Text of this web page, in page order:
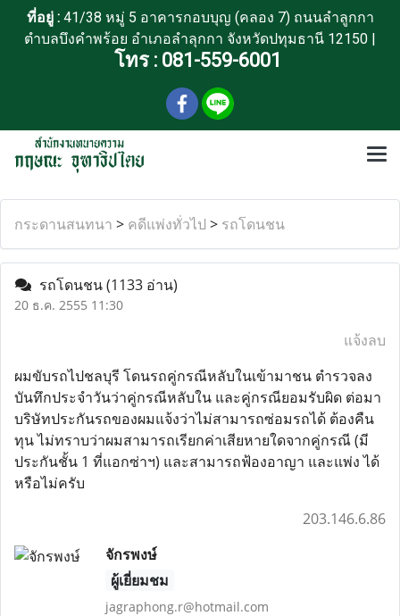
ที่อยู่ :41/38 หมู่ 5 อาคารกอบบุญ (คลอง 7) ถนนลำลูกกา
ตำบลบึงคำพร้อย อำเภอลำลุกกา จังหวัดปทุมธานี 12150 |
โทร : 081-559-6001
กระดานสนทนา > คดีแพ่งทั่วไป > รถโดนชน
รถโดนชน(1133 อ่าน)
20 ธ.ค. 2555 11:30
แจ้งลบ
ผมขับรถไปชลบุรี โดนรถคู่กรณีหลับในเข้ามาชน ตำรวจลง
บันทึกประจำวันว่าคู่กรณีหลับใน และคู่กรณียอมรับผิด ต่อมา
บริษัทประกันรถของผมแจ้งว่าไม่สามารถซ่อมรถได้ ต้องคืน
ทุน ไม่ทราบว่าผมสามารถเรียกค่าเสียหายใดจากคู่กรณี (มี
ประกันชั้น 1 ที่แอกซ่าฯ) และสามารถฟ้องอาญา และแพ่ง ได้
หรือไม่ครับ
203.146.6.86
จักรพงษ์
ผู้เยี่ยมชม
jagraphong.r@hotmail.com